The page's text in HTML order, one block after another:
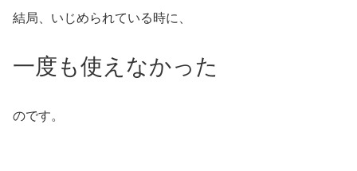
結局、いじめられている時に、
一度も使えなかった
のです。